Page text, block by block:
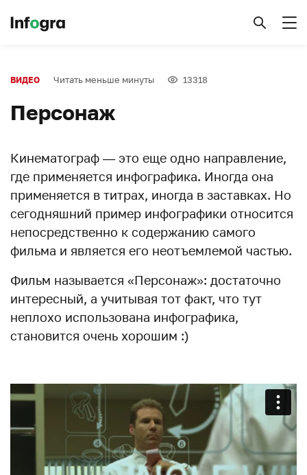
ВИДЕО Читать меньше минуты 13318
Персонаж
Кинематограф — это еще одно направление,
где применяется инфографика. Иногда она
применяется в титрах, иногда в заставках. Но
сегодняшний пример инфографики относится
непосредственно к содержанию самого
фильма и является его неотъемлемой частью.
Фильм называется «Персонаж»: достаточно
интересный, а учитывая тот факт, что тут
неплохо использована инфографика,
становится очень хорошим :)